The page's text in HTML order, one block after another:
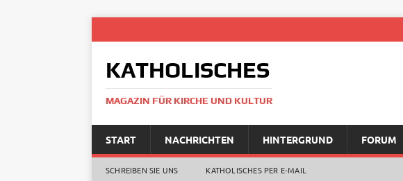
KATHOLISCHES
MAGAZIN FÜR KIRCHE UND KULTUR
START NACHRICHTEN HINTERGRUND FORUM
SCHREIBEN SIE UNS KATHOLISCHES PER E‑MAIL